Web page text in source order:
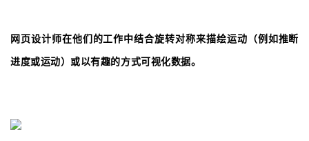
网页设计师在他们的工作中结合旋转对称来描绘运动（例如推断
进度或运动）或以有趣的方式可视化数据。